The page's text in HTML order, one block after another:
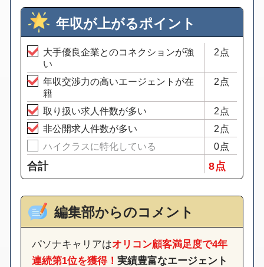
年収が上がるポイント
大手優良企業とのコネクションが強
い
2点
年収交渉力の高いエージェントが在
籍
2点
取り扱い求人件数が多い
2点
非公開求人件数が多い
2点
ハイクラスに特化している
0点
合計 8 点
編集部からのコメント
パソナキャリアはオリコン顧客満足度で4年
連続第1位を獲得！ 実績豊富なエージェント